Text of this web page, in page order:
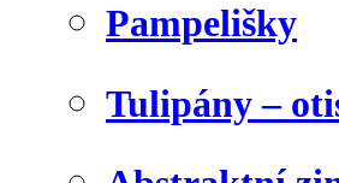
Pampelišky
Tulipány –